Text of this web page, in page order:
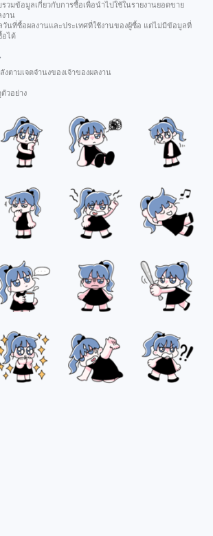
รวมข้อมูลเกี่ยวกับการซื้อเพื่อนำไปใช้ในรายงานยอดขาย
งาน
วันที่ซื้อผลงานและประเทศที่ใช้งานของผู้ซื้อ แต่ไม่มีข้อมูลที่
อได้
ตามเจตจำนงของเจ้าของผลงาน
วอย่าง